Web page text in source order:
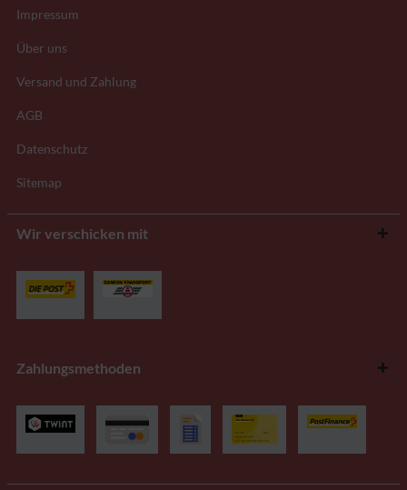
Impressum
Über uns
Versand und Zahlung
AGB
Datenschutz
Sitemap
Wir verschicken mit
Zahlungsmethoden